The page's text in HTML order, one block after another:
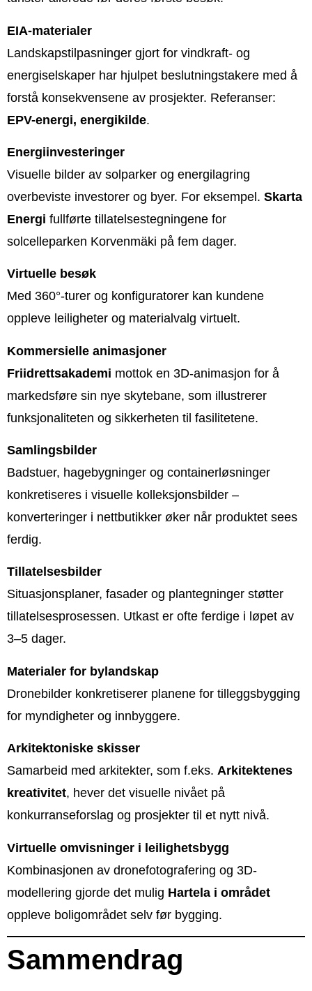
EIA-materialer
Landskapstilpasninger gjort for vindkraft- og
energiselskaper har hjulpet beslutningstakere med å
forstå konsekvensene av prosjekter. Referanser:
EPV-energi, energikilde.
Energiinvesteringer
Visuelle bilder av solparker og energilagring
overbeviste investorer og byer. For eksempel. Skarta
Energi fullførte tillatelsestegningene for
solcelleparken Korvenmäki på fem dager.
Virtuelle besøk
Med 360°-turer og konfiguratorer kan kundene
oppleve leiligheter og materialvalg virtuelt.
Kommersielle animasjoner
Friidrettsakademi mottok en 3D-animasjon for å
markedsføre sin nye skytebane, som illustrerer
funksjonaliteten og sikkerheten til fasilitetene.
Samlingsbilder
Badstuer, hagebygninger og containerløsninger
konkretiseres i visuelle kolleksjonsbilder –
konverteringer i nettbutikker øker når produktet sees
ferdig.
Tillatelsesbilder
Situasjonsplaner, fasader og plantegninger støtter
tillatelsesprosessen. Utkast er ofte ferdige i løpet av
3–5 dager.
Materialer for bylandskap
Dronebilder konkretiserer planene for tilleggsbygging
for myndigheter og innbyggere.
Arkitektoniske skisser
Samarbeid med arkitekter, som f.eks. Arkitektenes
kreativitet, hever det visuelle nivået på
konkurranseforslag og prosjekter til et nytt nivå.
Virtuelle omvisninger i leilighetsbygg
Kombinasjonen av dronefotografering og 3D-
modellering gjorde det mulig Hartela i området
oppleve boligområdet selv før bygging.
Sammendrag